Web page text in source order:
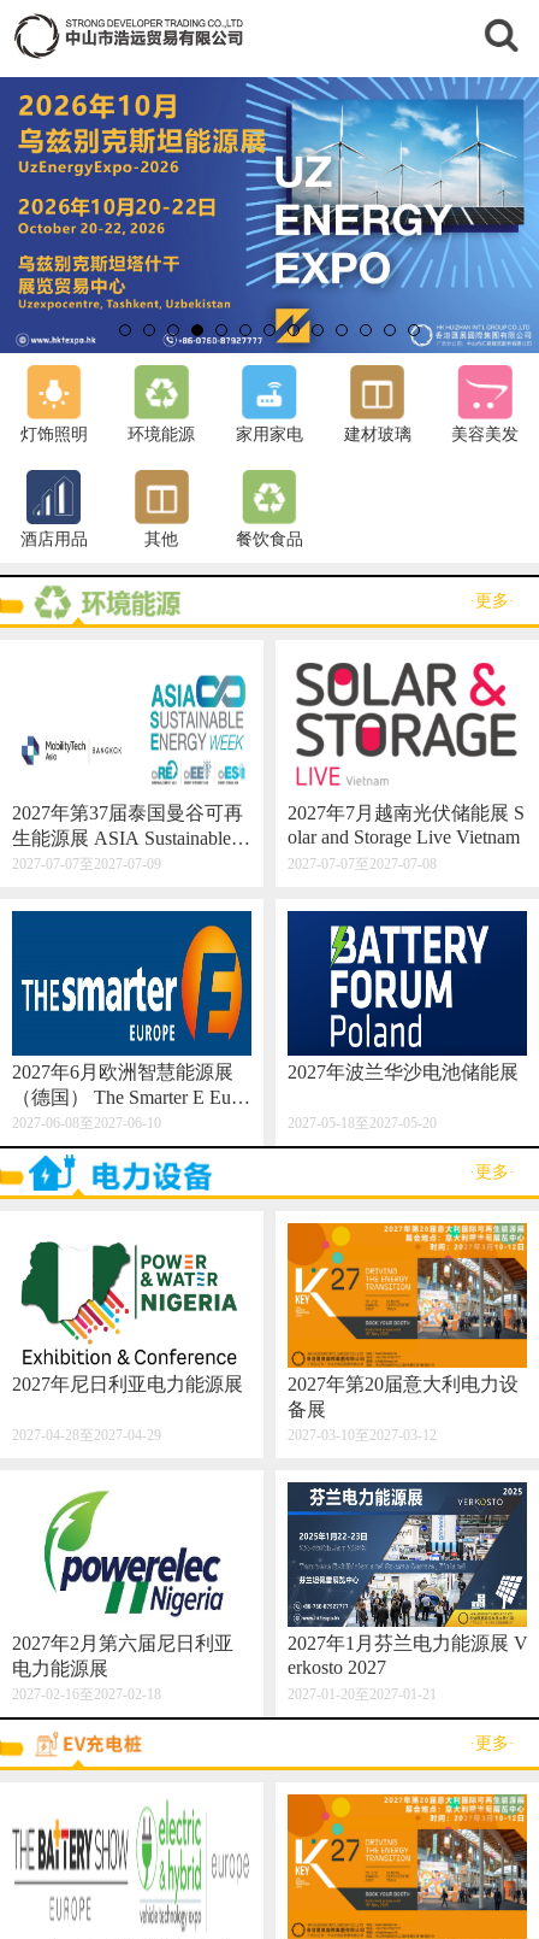
灯饰照明 环境能源 家用家电 建材玻璃 美容美发
酒店用品 其他 餐饮食品
·更多·
2027年第37届泰国曼谷可再
生能源展 ASIA Sustainable E
nergy Week
2027-07-07至2027-07-09
2027年7月越南光伏储能展 S
olar and Storage Live Vietnam
2027-07-07至2027-07-08
2027年6月欧洲智慧能源展
（德国） The Smarter E Euro
pe 2027
2027-06-08至2027-06-10
2027年波兰华沙电池储能展
2027-05-18至2027-05-20
·更多·
2027年尼日利亚电力能源展
2027-04-28至2027-04-29
2027年第20届意大利电力设
备展
2027-03-10至2027-03-12
2027年2月第六届尼日利亚
电力能源展
2027-02-16至2027-02-18
2027年1月芬兰电力能源展 V
erkosto 2027
2027-01-20至2027-01-21
·更多·